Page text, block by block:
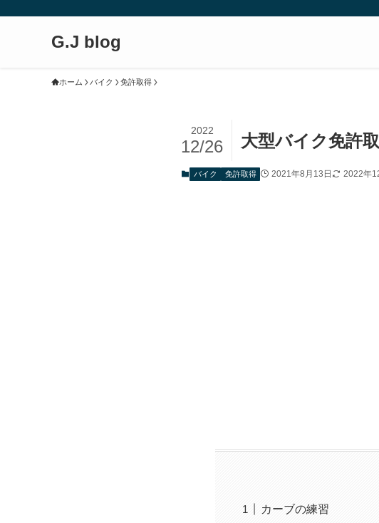
G.J blog
ホーム バイク 免許取得
大型バイク免許
2022
12/26
バイク 免許取得 2021年8月13日 2022年
カーブの練習